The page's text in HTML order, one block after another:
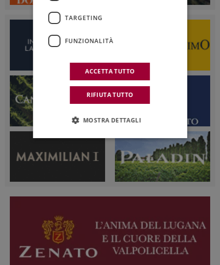
TARGETING
FUNZIONALITÀ
ACCETTA TUTTO
RIFIUTA TUTTO
MOSTRA DETTAGLI